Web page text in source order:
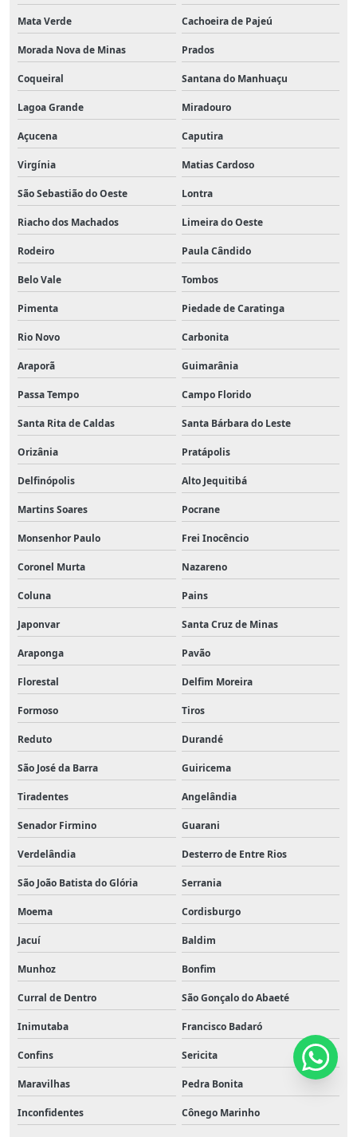
Mata Verde Cachoeira de Pajeú
Morada Nova de Minas Prados
Coqueiral Santana do Manhuaçu
Lagoa Grande Miradouro
Açucena Caputira
Virgínia Matias Cardoso
São Sebastião do Oeste Lontra
Riacho dos Machados Limeira do Oeste
Rodeiro Paula Cândido
Belo Vale Tombos
Pimenta Piedade de Caratinga
Rio Novo Carbonita
Araporã Guimarânia
Passa Tempo Campo Florido
Santa Rita de Caldas Santa Bárbara do Leste
Orizânia Pratápolis
Delfinópolis Alto Jequitibá
Martins Soares Pocrane
Monsenhor Paulo Frei Inocêncio
Coronel Murta Nazareno
Coluna Pains
Japonvar Santa Cruz de Minas
Araponga Pavão
Florestal Delfim Moreira
Formoso Tiros
Reduto Durandé
São José da Barra Guiricema
Tiradentes Angelândia
Senador Firmino Guarani
Verdelândia Desterro de Entre Rios
São João Batista do Glória Serrania
Moema Cordisburgo
Jacuí Baldim
Munhoz Bonfim
Curral de Dentro São Gonçalo do Abaeté
Inimutaba Francisco Badaró
Confins Sericita
Maravilhas Pedra Bonita
Inconfidentes Cônego Marinho